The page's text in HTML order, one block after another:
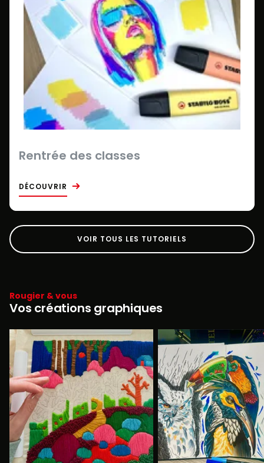
Rentrée des classes
DÉCOUVRIR
VOIR TOUS LES TUTORIELS
Rougier & vous
Vos créations graphiques